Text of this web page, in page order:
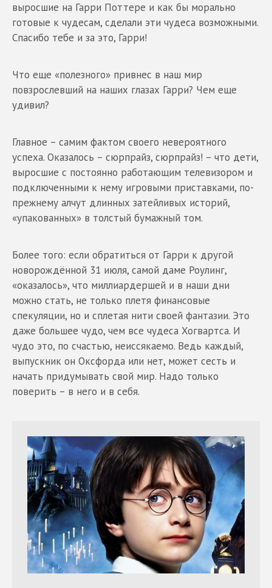
выросшие на Гарри Поттере и как бы морально
готовые к чудесам, сделали эти чудеса возможными.
Спасибо тебе и за это, Гарри!
Что еще «полезного» привнес в наш мир
повзрослевший на наших глазах Гарри? Чем еще
удивил?
Главное – самим фактом своего невероятного
успеха. Оказалось – сюрпрайз, сюрпрайз! – что дети,
выросшие с постоянно работающим телевизором и
подключенными к нему игровыми приставками, по-
прежнему алчут длинных затейливых историй,
«упакованных» в толстый бумажный том.
Более того: если обратиться от Гарри к другой
новорождённой 31 июля, самой даме Роулинг,
«оказалось», что миллиардершей и в наши дни
можно стать, не только плетя финансовые
спекуляции, но и сплетая нити своей фантазии. Это
даже большее чудо, чем все чудеса Хогвартса. И
чудо это, по счастью, неиссякаемо. Ведь каждый,
выпускник он Оксфорда или нет, может сесть и
начать придумывать свой мир. Надо только
поверить – в него и в себя.